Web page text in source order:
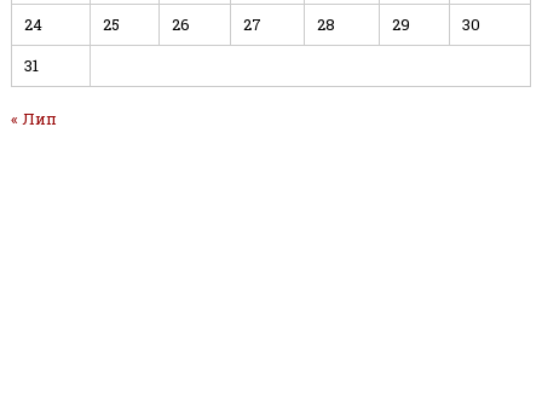
24
25 26 27 28 29
30
31
« Лип